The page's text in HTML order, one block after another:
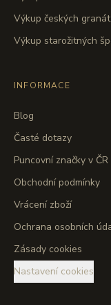
Výkup českých
Výkup starožitných
INFORMACE
Blog
Časté dotazy
Puncovní značky v ČR
Obchodní podmínky
Vrácení zboží
Ochrana osobních
Zásady cookies
Nastavení cookies